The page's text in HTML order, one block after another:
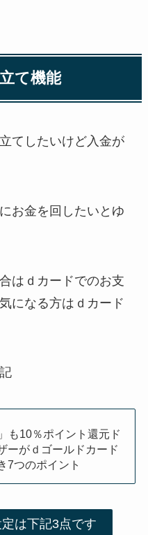
て機能
てしたいけど入金が
お金を回したいとゆ
は ｄカードでのお支
になる方はｄカード
も10％ポイント還元ド
ーがｄゴールドカード
7つのポイント
は下記3点です